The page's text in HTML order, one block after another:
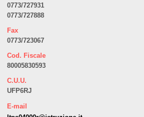
0773/727931
0773/727888
Fax
0773/723067
Cod. Fiscale
80005830593
C.U.U.
UFP6RJ
E-mail